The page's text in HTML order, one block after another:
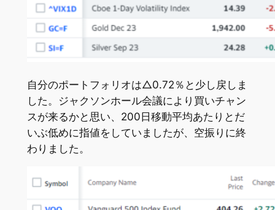
自分のポートフォリオは△0.72％と少し戻しま
した。ジャクソンホール会議により買いチャン
スが来るかと思い、200日移動平均あたりとだ
いぶ低めに指値をしていましたが、空振りに終
わりました。